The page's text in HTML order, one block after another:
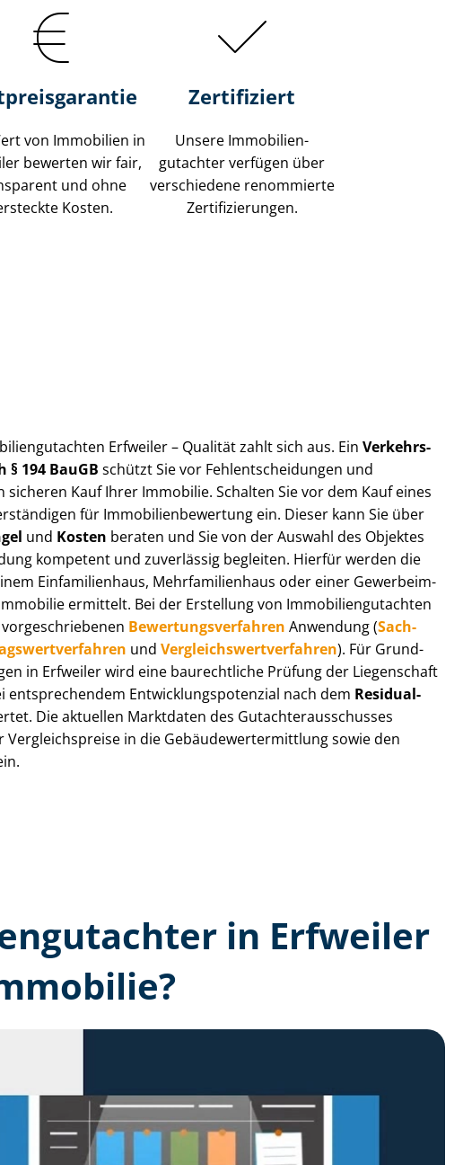
von Immobilien in
bewerten wir fair,
und ohne
Kosten.
Zertifiziert
Unsere Immobilien­
gutachter verfügen über
verschiedene renommierte
Zer­ti­fi­zie­run­gen.
Erfweiler – Qualität zahlt sich aus. Ein Ver­kehrs­
194 BauGB schützt Sie vor Fehl­ent­schei­dun­gen und
Kauf Ihrer Immobilie. Schalten Sie vor dem Kauf eines
für Im­mo­bi­li­en­be­wer­tung ein. Dieser kann Sie über
und Kosten beraten und Sie von der Auswahl des Objektes
kompetent und zuverlässig begleiten. Hierfür werden die
Einfamilienhaus, Mehr­fa­mi­li­en­haus oder einer Ge­wer­be­im­
ermittelt. Bei der Erstellung von Im­mo­bi­li­en­gut­ach­ten
Be­wer­tungs­ver­fah­ren Anwendung (Sach­
und Ver­gleichs­wert­ver­fah­ren). Für Grund­
in Erfweiler wird eine baurechtliche Prüfung der Liegenschaft
Ent­wick­lungs­po­ten­zi­al nach dem Re­si­du­al­
Die aktuellen Marktdaten des Gut­ach­ter­aus­schus­ses
Ver­gleichs­prei­se in die Ge­bäu­de­wert­ermitt­lung sowie den
in Erfweiler